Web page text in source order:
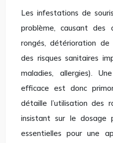
Les infestations de
problème, causant des
rongés, détérioration
des risques sanitaires
maladies, allergies).
efficace est donc
détaille l’utilisation des
insistant sur le dosage
essentielles pour une